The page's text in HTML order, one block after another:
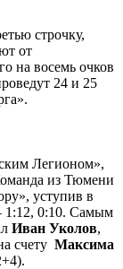
строчку,
от
на восемь очков
24 и 25
Легионом»,
из Тюмени
уступив в
1:12, 0:10. Самым
Иван Уколов,
счету Максима